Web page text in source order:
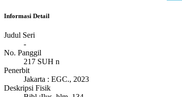
Informasi Detail
Judul Seri
-
No. Panggil
217 SUH n
Penerbit
Jakarta : EGC., 2023
Deskripsi Fisik